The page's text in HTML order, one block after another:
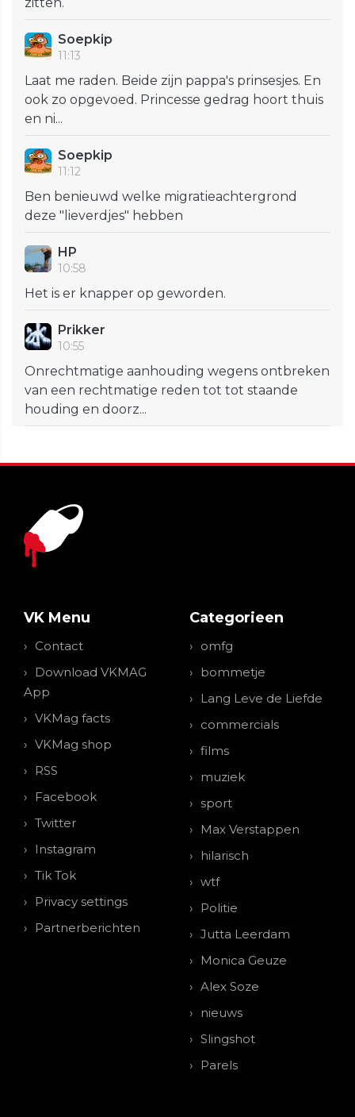
Soepkip
11:13
Laat me raden. Beide zijn pappa's prinsesjes. En
ook zo opgevoed. Princesse gedrag hoort thuis
en ni...
Soepkip
11:12
Ben benieuwd welke migratieachtergrond
deze "lieverdjes" hebben
HP
10:58
Het is er knapper op geworden.
Prikker
10:55
Onrechtmatige aanhouding wegens ontbreken
van een rechtmatige reden tot tot staande
houding en doorz...
VK Menu
Contact
Download VKMAG
App
VKMag facts
VKMag shop
RSS
Facebook
Twitter
Instagram
Tik Tok
Privacy settings
Partnerberichten
Categorieen
omfg
bommetje
Lang Leve de Liefde
commercials
films
muziek
sport
Max Verstappen
hilarisch
wtf
Politie
Jutta Leerdam
Monica Geuze
Alex Soze
nieuws
Slingshot
Parels